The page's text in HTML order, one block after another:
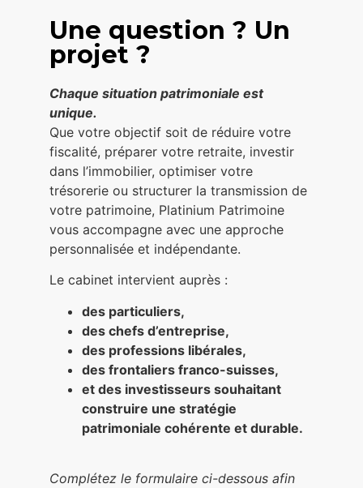
Une question ? Un
projet ?
Chaque situation patrimoniale est
unique.
Que votre objectif soit de réduire votre
fiscalité, préparer votre retraite, investir
dans l’immobilier, optimiser votre
trésorerie ou structurer la transmission de
votre patrimoine, Platinium Patrimoine
vous accompagne avec une approche
personnalisée et indépendante.
Le cabinet intervient auprès :
des particuliers,
des chefs d’entreprise,
des professions libérales,
des frontaliers franco-suisses,
et des investisseurs souhaitant
construire une stratégie
patrimoniale cohérente et durable.
Complétez le formulaire ci-dessous afin